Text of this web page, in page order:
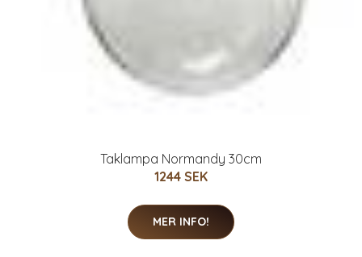
Taklampa Normandy 30cm
1244 SEK
MER INFO!